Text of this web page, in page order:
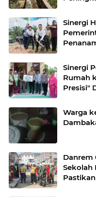
Sinergi
Harapan".
Sinergi
Rumah
Presisi"
Warga
Danrem
Sekolah